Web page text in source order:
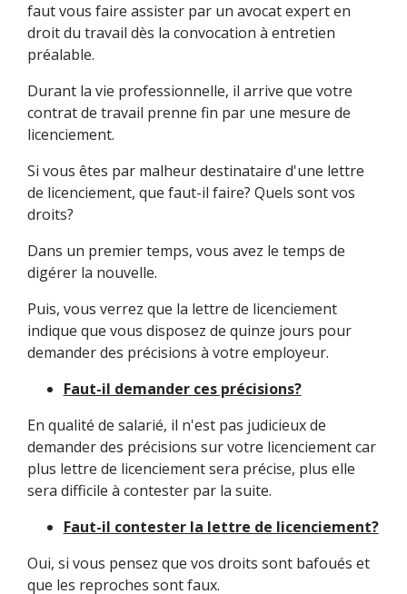
faut vous faire assister par un avocat expert en
droit du travail dès la convocation à entretien
préalable.
Durant la vie professionnelle, il arrive que votre
contrat de travail prenne fin par une mesure de
licenciement.
Si vous êtes par malheur destinataire d'une lettre
de licenciement, que faut-il faire? Quels sont vos
droits?
Dans un premier temps, vous avez le temps de
digérer la nouvelle.
Puis, vous verrez que la lettre de licenciement
indique que vous disposez de quinze jours pour
demander des précisions à votre employeur.
Faut-il demander ces précisions?
En qualité de salarié, il n'est pas judicieux de
demander des précisions sur votre licenciement car
plus lettre de licenciement sera précise, plus elle
sera difficile à contester par la suite.
Faut-il contester la lettre de licenciement?
Oui, si vous pensez que vos droits sont bafoués et
que les reproches sont faux.